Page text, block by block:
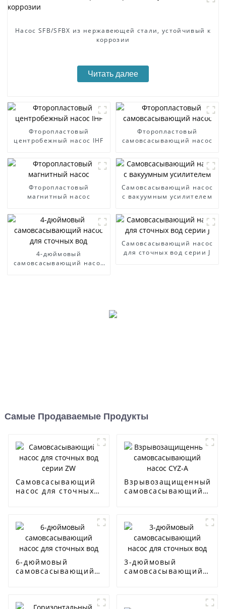
Насос SFB/SFBX из нержавеющей стали, устойчивый к
коррозии
Читать далее
Фторопластовый
центробежный насос IHF
Фторопластовый
самовсасывающий насос
Фторопластовый
магнитный насос
Самовсасывающий насос
с вакуумным усилителем
4-дюймовый
самовсасывающий насос
Самовсасывающий насос
для сточных вод серии J
Самые Продаваемые Продукты
Самовсасывающий
насос для сточных
Взрывозащищенный
самовсасывающий
6-дюймовый
самовсасывающий
3-дюймовый
самовсасывающий